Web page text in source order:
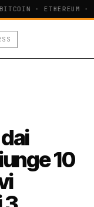
· ETHEREUM ·
10